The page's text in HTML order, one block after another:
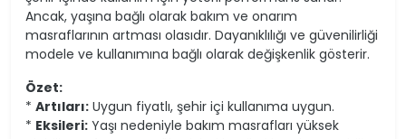
Ancak, yaşına bağlı olarak bakım ve onarım
masraflarının artması olasıdır. Dayanıklılığı ve güvenilirliği
modele ve kullanımına bağlı olarak değişkenlik gösterir.
Özet:
* Artıları: Uygun fiyatlı, şehir içi kullanıma uygun.
* Eksileri: Yaşı nedeniyle bakım masrafları yüksek